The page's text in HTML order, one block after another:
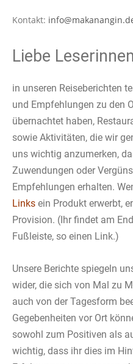
Kontakt:
Liebe
in unseren Reiseberichten
und Empfehlungen zu den
übernachtet haben,
sowie Aktivitäten, die wir
uns wichtig anzumerken,
Zuwendungen oder
Empfehlungen erhalten.
Links ein Produkt erwerbt,
Provision. (Ihr findet am
Fußleiste, so einen Link.)
Unsere Berichte spiegeln
wider, die sich von Mal zu
auch von der Tagesform
Gegebenheiten vor Ort
sowohl zum Positiven als
wichtig, dass ihr dies im